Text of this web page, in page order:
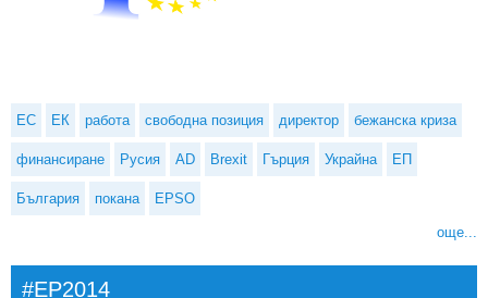
ЕС ЕК работа свободна позиция директор бежанска криза
финансиране Русия AD Brexit Гърция Украйна ЕП
България покана EPSO
още...
#EP2014